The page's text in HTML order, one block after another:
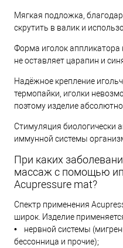
Мягкая подложка,
скрутить в валик и
Форма иголок аппликатора
не оставляет царапин и
Надёжное крепление
термопайки, иголки
поэтому изделие
Стимуляция биологически
иммунной системы
При каких
массаж с помощью
Acupressure mat?
Спектр применения
широк. Изделие
• нервной системы
бессонница и прочие);